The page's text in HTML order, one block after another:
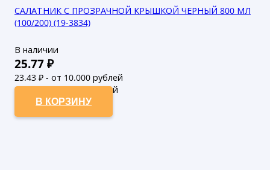
САЛАТНИК С ПРОЗРАЧНОЙ КРЫШКОЙ ЧЕРНЫЙ 800 МЛ
(100/200) (19-3834)
В наличии
25.77₽
23.43 ₽ - от 10.000 рублей
21.3₽ - от 50.000 рублей
В КОРЗИНУ